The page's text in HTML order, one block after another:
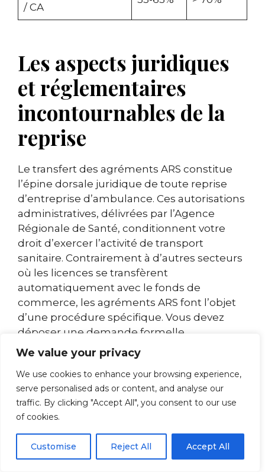
We value your privacy
We use cookies to enhance your browsing experience,
serve personalised ads or content, and analyse our
traffic. By clicking "Accept All", you consent to our use
of cookies.
Customise Reject All Accept All
/ CA
Les aspects juridiques
et réglementaires
incontournables de la
reprise
Le transfert des agréments ARS constitue
l’épine dorsale juridique de toute reprise
d’entreprise d’ambulance. Ces autorisations
administratives, délivrées par l’Agence
Régionale de Santé, conditionnent votre
droit d’exercer l’activité de transport
sanitaire. Contrairement à d’autres secteurs
où les licences se transfèrent
automatiquement avec le fonds de
commerce, les agréments ARS font l’objet
d’une procédure spécifique. Vous devez
déposer une demande formelle
accompagnée d’un dossier prouvant votre
capacité professionnelle, financière et
technique à maintenir le service.
L’administration dispose d’un délai de trois
mois pour instruire votre demande, période
durant laquelle votre activité peut
théoriquement être suspendue si le cédant
cesse immédiatement son exploitation.